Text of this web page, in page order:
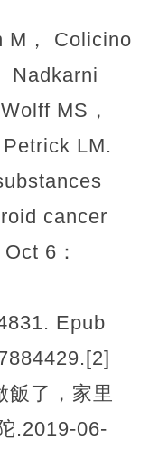
M， Colicino
Nadkarni
MS，
LM.
cancer
6：
Epub
飯了，家里
.2019-06-